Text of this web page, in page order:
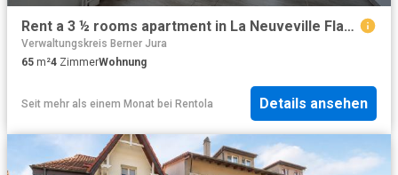
Rent a 3 ½ rooms apartment in La Neuveville Flatfox
Verwaltungskreis Berner Jura
65 m²4 ZimmerWohnung
Seit mehr als einem Monat bei Rentola Details ansehen